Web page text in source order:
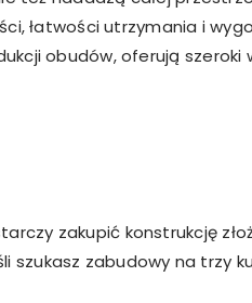
łatwości utrzymania i
obudów, oferują szeroki
zakupić konstrukcję
szukasz zabudowy na trzy